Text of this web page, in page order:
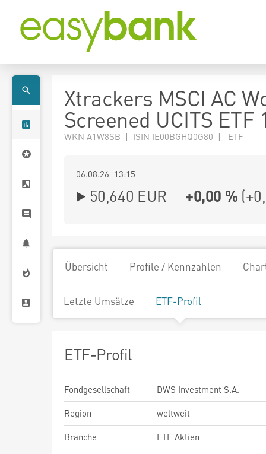
Xtrackers MSCI AC
Screened UCITS ETF
WKN A1W8SB | ISIN IE00BGHQ0G80 | ETF
06.08.26 13:15
50,640 EUR +0,00 % (
Übersicht Profile / Kennzahlen
Letzte Umsätze ETF-Profil
ETF-Profil
Fondgesellschaft
DWS Investment S.A.
Region
weltweit
Branche
ETF Aktien